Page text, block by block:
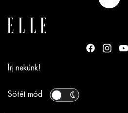
Írj nekünk!
Sötét mód